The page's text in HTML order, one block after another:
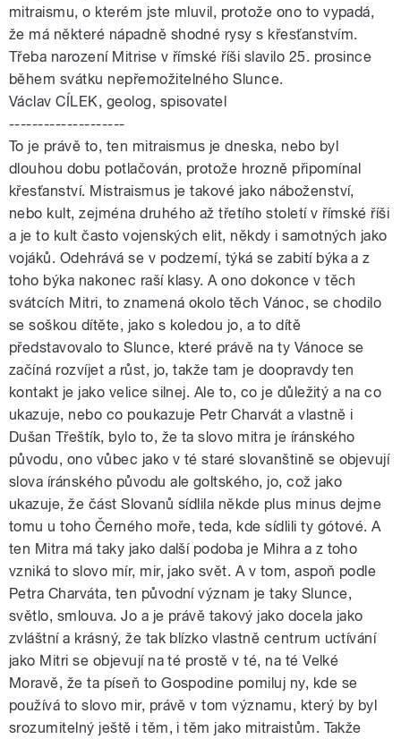
mitraismu, o kterém jste mluvil, protože ono to vypadá,
že má některé nápadně shodné rysy s křesťanstvím.
Třeba narození Mitrise v římské říši slavilo 25. prosince
během svátku nepřemožitelného Slunce.
Václav CÍLEK, geolog, spisovatel
--------------------
To je právě to, ten mitraismus je dneska, nebo byl
dlouhou dobu potlačován, protože hrozně připomínal
křesťanství. Mistraismus je takové jako náboženství,
nebo kult, zejména druhého až třetího století v římské říši
a je to kult často vojenských elit, někdy i samotných jako
vojáků. Odehrává se v podzemí, týká se zabití býka a z
toho býka nakonec raší klasy. A ono dokonce v těch
svátcích Mitri, to znamená okolo těch Vánoc, se chodilo
se soškou dítěte, jako s koledou jo, a to dítě
představovalo to Slunce, které právě na ty Vánoce se
začíná rozvíjet a růst, jo, takže tam je doopravdy ten
kontakt je jako velice silnej. Ale to, co je důležitý a na co
ukazuje, nebo co poukazuje Petr Charvát a vlastně i
Dušan Třeštík, bylo to, že ta slovo mitra je íránského
původu, ono vůbec jako v té staré slovanštině se objevují
slova íránského původu ale goltského, jo, což jako
ukazuje, že část Slovanů sídlila někde plus minus dejme
tomu u toho Černého moře, teda, kde sídlili ty gótové. A
ten Mitra má taky jako další podoba je Mihra a z toho
vzniká to slovo mír, mir, jako svět. A v tom, aspoň podle
Petra Charváta, ten původní význam je taky Slunce,
světlo, smlouva. Jo a je právě takový jako docela jako
zvláštní a krásný, že tak blízko vlastně centrum uctívání
jako Mitri se objevují na té prostě v té, na té Velké
Moravě, že ta píseň to Gospodine pomiluj ny, kde se
používá to slovo mir, právě v tom významu, který by byl
srozumitelný ještě i těm, i těm jako mitraistům. Takže